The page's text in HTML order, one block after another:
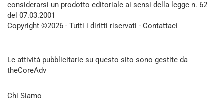
considerarsi un prodotto editoriale ai sensi della legge n. 62
del 07.03.2001
Copyright ©2026 - Tutti i diritti riservati - Contattaci
Le attività pubblicitarie su questo sito sono gestite da
theCoreAdv
Chi Siamo